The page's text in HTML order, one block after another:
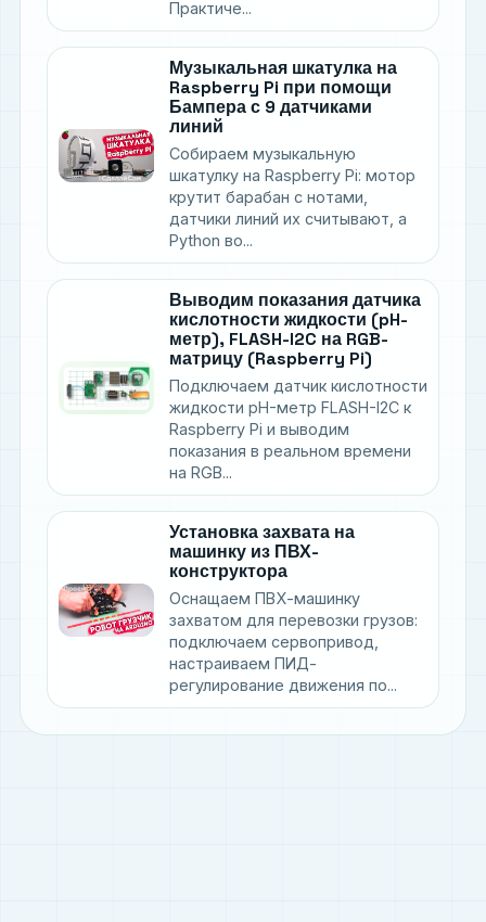
Практиче...
Музыкальная шкатулка на
Raspberry Pi при помощи
Бампера с 9 датчиками
линий
Собираем музыкальную
шкатулку на Raspberry Pi: мотор
крутит барабан с нотами,
датчики линий их считывают, а
Python во...
Выводим показания датчика
кислотности жидкости (pH-
метр), FLASH-I2C на RGB-
матрицу (Raspberry Pi)
Подключаем датчик кислотности
жидкости pH-метр FLASH-I2C к
Raspberry Pi и выводим
показания в реальном времени
на RGB...
Установка захвата на
машинку из ПВХ-
конструктора
Оснащаем ПВХ-машинку
захватом для перевозки грузов:
подключаем сервопривод,
настраиваем ПИД-
регулирование движения по...